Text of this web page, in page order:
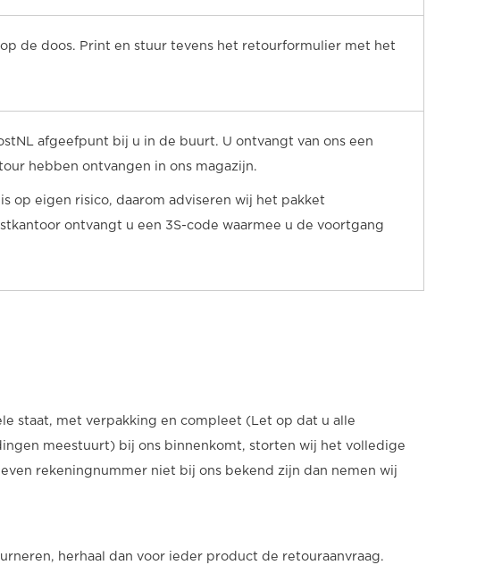
de doos. Print en stuur tevens het retourformulier met het
afgeefpunt bij u in de buurt. U ontvangt van ons een
hebben ontvangen in ons magazijn.
op eigen risico, daarom adviseren wij het pakket
ontvangt u een 3S-code waarmee u de voortgang
staat, met verpakking en compleet (Let op dat u alle
meestuurt) bij ons binnenkomt, storten wij het volledige
rekeningnummer niet bij ons bekend zijn dan nemen wij
herhaal dan voor ieder product de retouraanvraag.